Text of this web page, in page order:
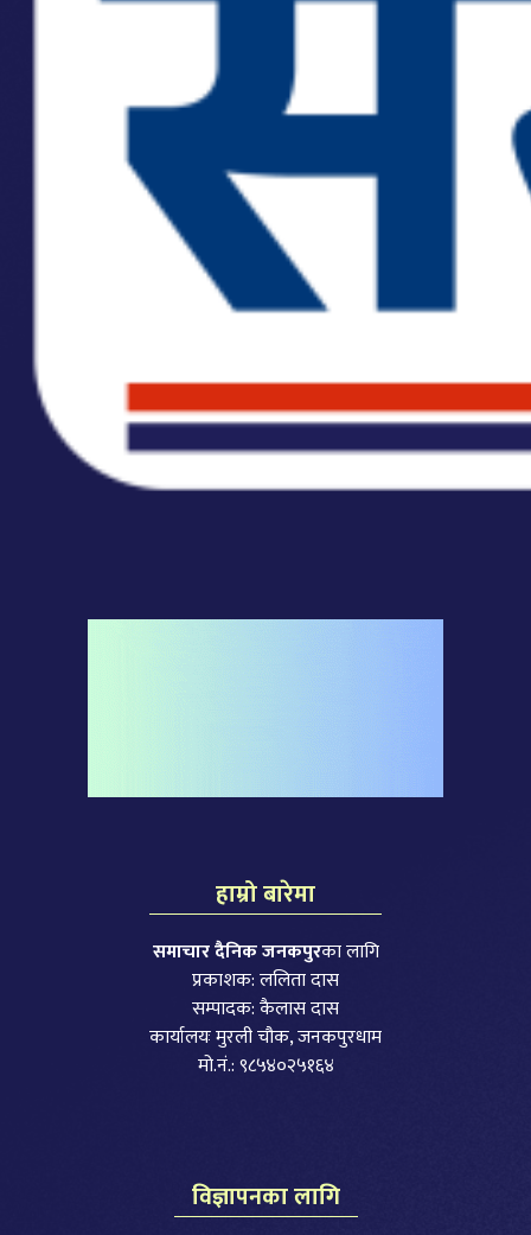
हाम्रो बारेमा
समाचार दैनिक जनकपुरका लागि
प्रकाशक: ललिता दास
सम्पादक: कैलास दास
कार्यालयः मुरली चौक, जनकपुरधाम
मो.नं.: ९८५४०२५१६४
विज्ञापनका लागि